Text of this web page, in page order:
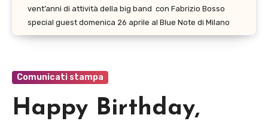
vent’anni di attività della big band con Fabrizio Bosso
special guest domenica 26 aprile al Blue Note di Milano
Comunicati stampa
Happy Birthday,